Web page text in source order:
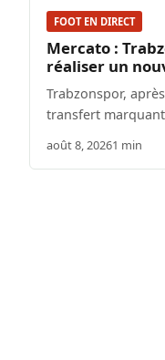
FOOT EN DIRECT
Mercato :
réaliser un
Trabzonspor,
transfert
août 8, 20261 min